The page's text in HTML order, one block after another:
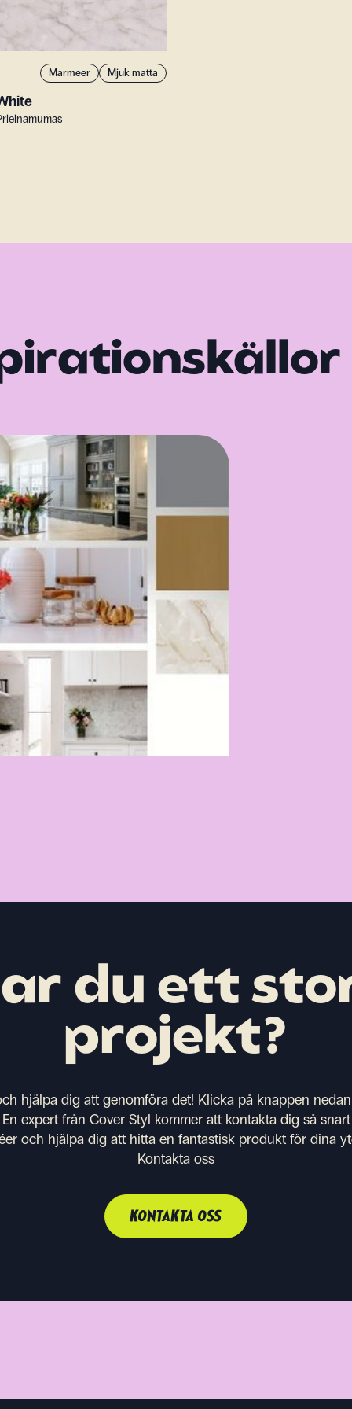
Marmeer Mjuk matta
du ett
projekt?
hjälpa dig att genomföra det! Klicka på knappen
expert från Cover Styl kommer att kontakta dig så
och hjälpa dig att hitta en fantastisk produkt för dina
Kontakta oss
KONTAKTA OSS